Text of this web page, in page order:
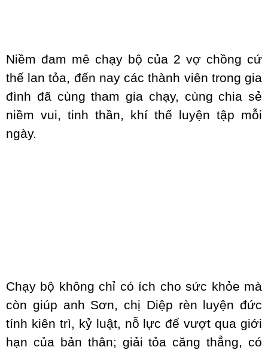
Niềm đam mê chạy bộ của 2 vợ chồng cứ
thế lan tỏa, đến nay các thành viên trong gia
đình đã cùng tham gia chạy, cùng chia sẻ
niềm vui, tinh thần, khí thế luyện tập mỗi
ngày.
Chạy bộ không chỉ có ích cho sức khỏe mà
còn giúp anh Sơn, chị Diệp rèn luyện đức
tính kiên trì, kỷ luật, nỗ lực để vượt qua giới
hạn của bản thân; giải tỏa căng thẳng, có